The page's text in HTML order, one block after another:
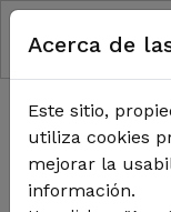
Pasar al contenido
RUTA DE
Inicio Noticias
TODA
Acerca de
Este sitio,
utiliza cookies
mejorar la
información.